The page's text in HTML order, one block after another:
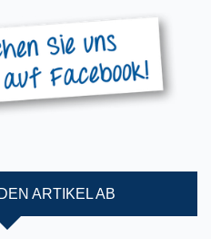
ARTIKEL AB